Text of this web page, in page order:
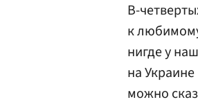
В-
к
нигде у
на
можно